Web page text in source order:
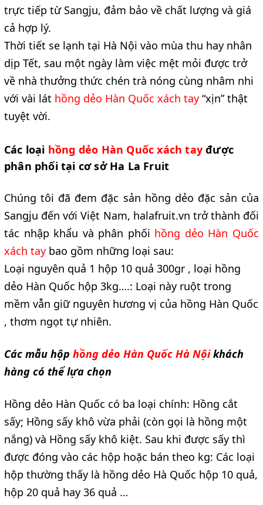
trực tiếp từ Sangju, đảm bảo về chất lượng và giá
cả hợp lý.
Thời tiết se lạnh tại Hà Nội vào mùa thu hay nhân
dịp Tết, sau một ngày làm việc mệt mỏi được trở
về nhà thưởng thức chén trà nóng cùng nhâm nhi
với vài lát hồng dẻo Hàn Quốc xách tay “xịn” thật
tuyệt vời.
Các loại hồng dẻo Hàn Quốc xách tayđược
phân phối tại cơ sở Ha La Fruit
Chúng tôi đã đem đặc sản hồng dẻo đặc sản của
Sangju đến với Việt Nam, halafruit.vn trở thành đối
tác nhập khẩu và phân phối hồng dẻo Hàn Quốc
xách tay bao gồm những loại sau:
Loại nguyên quả 1 hộp 10 quả 300gr , loại hồng
dẻo Hàn Quốc hộp 3kg….: Loại này ruột trong
mềm vẫn giữ nguyên hương vị của hồng Hàn Quốc
, thơm ngọt tự nhiên.
Các mẫu hộp hồng dẻo Hàn Quốc Hà Nộikhách
hàng có thể lựa chọn
Hồng dẻo Hàn Quốc có ba loại chính: Hồng cắt
sấy; Hồng sấy khô vừa phải (còn gọi là hồng một
nắng) và Hồng sấy khô kiệt. Sau khi được sấy thì
được đóng vào các hộp hoặc bán theo kg: Các loại
hộp thường thấy là hồng dẻo Hà Quốc hộp 10 quả,
hộp 20 quả hay 36 quả …